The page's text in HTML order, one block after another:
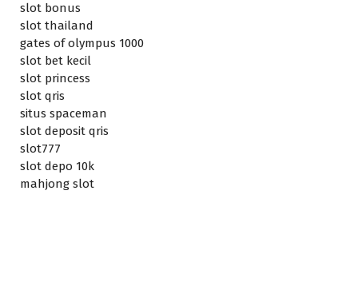
slot bonus
slot thailand
gates of olympus 1000
slot bet kecil
slot princess
slot qris
situs spaceman
slot deposit qris
slot777
slot depo 10k
mahjong slot